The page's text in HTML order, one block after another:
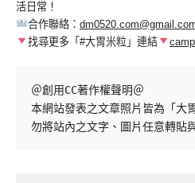
活日常！
合作聯絡：
找尋更多「#大胃米粒」連結
＠創用CC著作權聲明＠
本網站發表之文章照片皆為「大
勿將站內之文字、圖片任意轉貼